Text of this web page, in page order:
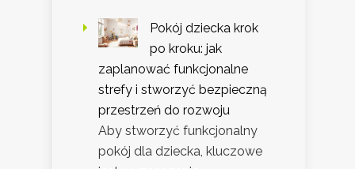
Pokój dziecka krok
po kroku: jak
zaplanować funkcjonalne
strefy i stworzyć bezpieczną
przestrzeń do rozwoju
Aby stworzyć funkcjonalny
pokój dla dziecka, kluczowe